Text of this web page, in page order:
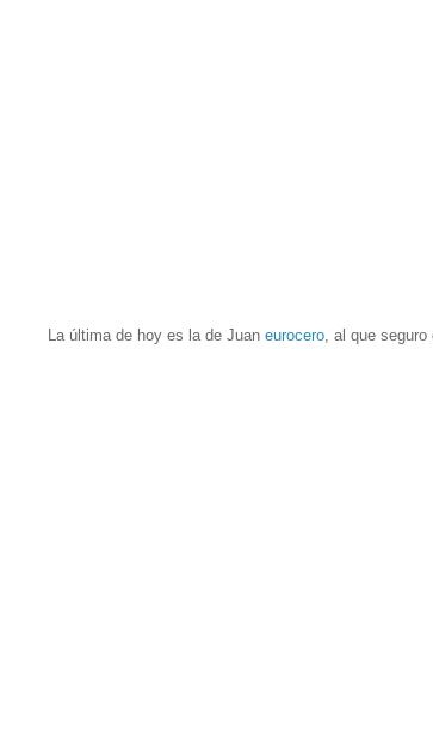
La última de hoy es la de Juan eurocero , al que